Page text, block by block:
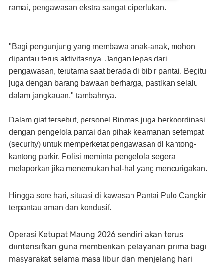
ramai, pengawasan ekstra sangat diperlukan.
​"Bagi pengunjung yang membawa anak-anak, mohon
dipantau terus aktivitasnya. Jangan lepas dari
pengawasan, terutama saat berada di bibir pantai. Begitu
juga dengan barang bawaan berharga, pastikan selalu
dalam jangkauan," tambahnya.
​Dalam giat tersebut, personel Binmas juga berkoordinasi
dengan pengelola pantai dan pihak keamanan setempat
(security) untuk memperketat pengawasan di kantong-
kantong parkir. Polisi meminta pengelola segera
melaporkan jika menemukan hal-hal yang mencurigakan.
​Hingga sore hari, situasi di kawasan Pantai Pulo Cangkir
terpantau aman dan kondusif.
Operasi Ketupat Maung 2026 sendiri akan terus
diintensifkan guna memberikan pelayanan prima bagi
masyarakat selama masa libur dan menjelang hari